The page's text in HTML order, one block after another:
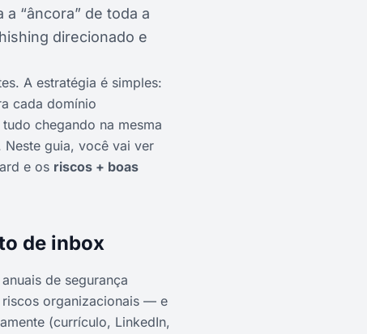
a “âncora” de toda a
direcionado e
A estratégia é simples:
cada domínio
chegando na mesma
guia, você vai ver
e os riscos + boas
de inbox
de segurança
riscos organizacionais — e
(currículo, LinkedIn,